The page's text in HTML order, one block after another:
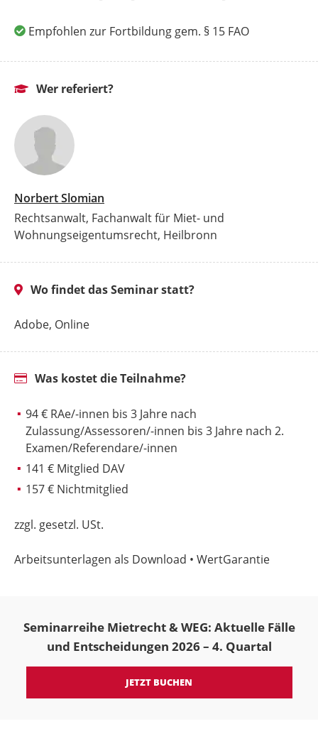
Empfohlen zur Fortbildung gem. § 15 FAO
Wer referiert?
Norbert Slomian
Rechtsanwalt, Fachanwalt für Miet- und
Wohnungseigentumsrecht, Heilbronn
Wo findet das Seminar statt?
Adobe, Online
Was kostet die Teilnahme?
94 € RAe/-innen bis 3 Jahre nach
Zulassung/Assessoren/-innen bis 3 Jahre nach 2.
Examen/Referendare/-innen
141 € Mitglied DAV
157 € Nichtmitglied
zzgl. gesetzl. USt.
Arbeitsunterlagen als Download • WertGarantie
Seminarreihe Mietrecht & WEG: Aktuelle Fälle
und Entscheidungen 2026 – 4. Quartal
JETZT BUCHEN